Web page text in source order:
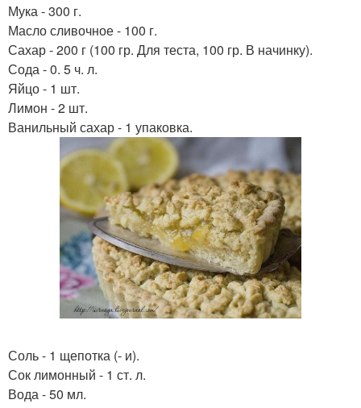
Мука - 300 г.
Масло сливочное - 100 г.
Сахар - 200 г (100 гр. Для теста, 100 гр. В начинку).
Сода - 0. 5 ч. л.
Яйцо - 1 шт.
Лимон - 2 шт.
Ванильный сахар - 1 упаковка.
Соль - 1 щепотка (- и).
Сок лимонный - 1 ст. л.
Вода - 50 мл.